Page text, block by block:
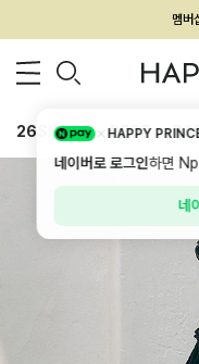
멤
26SS 신상 BEST
HAPPY
네이버로 로그인하면
네